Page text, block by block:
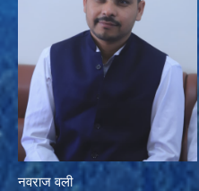
नवराज वली